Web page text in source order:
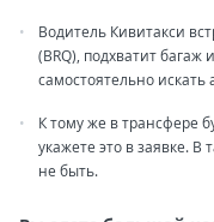
Водитель Кивитакси
(BRQ), подхватит
самостоятельно искать
К тому же в трансфере
укажете это в заявке.
не быть.